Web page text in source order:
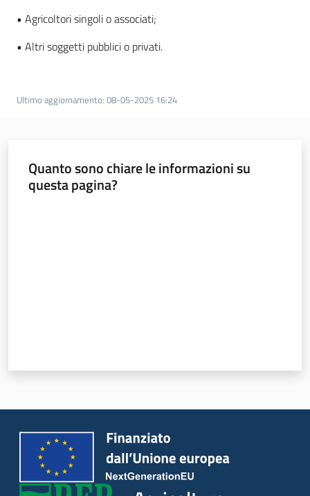
Newsletter
Argomenti
• Agricoltori singoli o associati;
• Altri soggetti pubblici o privati.
Ultimo aggiornamento: 08-05-2025 16:24
Quanto sono chiare le informazioni su
questa pagina?